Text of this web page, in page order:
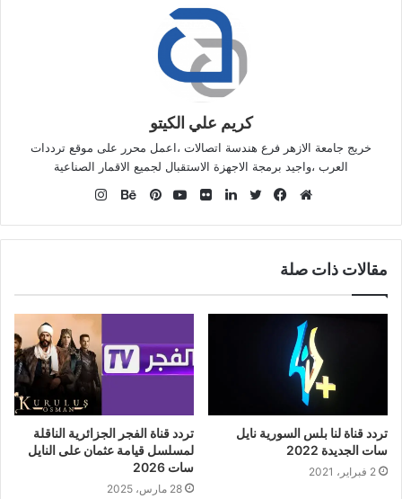
كريم علي الكيتو
خريج جامعة الازهر فرع هندسة اتصالات ،اعمل محرر على موقع ترددات
العرب ،واجيد برمجة الاجهزة الاستقبال لجميع الاقمار الصناعية
الويب
من
مقالات ذات صلة
تردد قناة لنا بلس السورية نايل
سات الجديدة 2022
2 فبراير، 2021
تردد قناة الفجر الجزائرية الناقلة
لمسلسل قيامة عثمان على النايل
سات 2026
28 مارس، 2025